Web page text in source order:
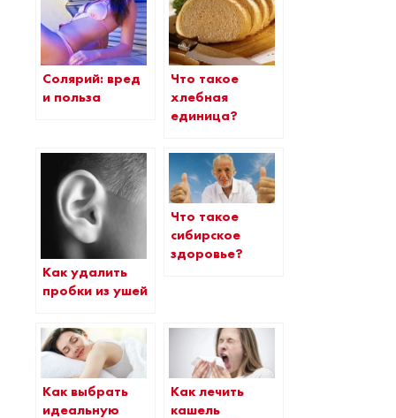
Солярий: вред
и польза
Что такое
хлебная
единица?
Как удалить
пробки из ушей
Что такое
сибирское
здоровье?
Как выбрать
идеальную
Как лечить
кашель